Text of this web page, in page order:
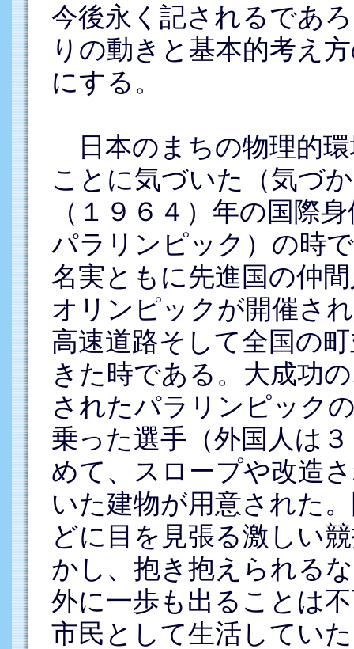
今後永く記されるであ
りの動きと基本的考え
にする。
日本のまちの物理的
ことに気づいた（気づ
（１９６４）年の国際
パラリンピック）の時
名実ともに先進国の仲
オリンピックが開催さ
高速道路そして全国の
きた時である。大成功
されたパラリンピック
乗った選手（外国人は
めて、スロープや改造
いた建物が用意された
どに目を見張る激しい
かし、抱き抱えられる
外に一歩も出ることは
市民として生活してい